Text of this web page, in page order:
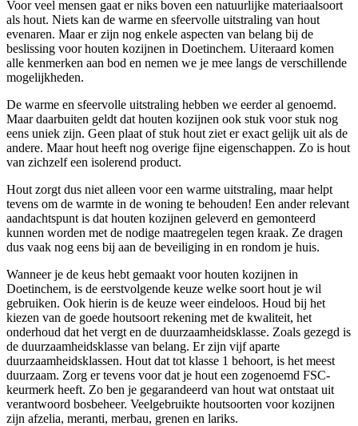
Voor veel mensen gaat er niks boven een natuurlijke materiaalsoort
als hout. Niets kan de warme en sfeervolle uitstraling van hout
evenaren. Maar er zijn nog enkele aspecten van belang bij de
beslissing voor houten kozijnen in Doetinchem. Uiteraard komen
alle kenmerken aan bod en nemen we je mee langs de verschillende
mogelijkheden.
De warme en sfeervolle uitstraling hebben we eerder al genoemd.
Maar daarbuiten geldt dat houten kozijnen ook stuk voor stuk nog
eens uniek zijn. Geen plaat of stuk hout ziet er exact gelijk uit als de
andere. Maar hout heeft nog overige fijne eigenschappen. Zo is hout
van zichzelf een isolerend product.
Hout zorgt dus niet alleen voor een warme uitstraling, maar helpt
tevens om de warmte in de woning te behouden! Een ander relevant
aandachtspunt is dat houten kozijnen geleverd en gemonteerd
kunnen worden met de nodige maatregelen tegen kraak. Ze dragen
dus vaak nog eens bij aan de beveiliging in en rondom je huis.
Wanneer je de keus hebt gemaakt voor houten kozijnen in
Doetinchem, is de eerstvolgende keuze welke soort hout je wil
gebruiken. Ook hierin is de keuze weer eindeloos. Houd bij het
kiezen van de goede houtsoort rekening met de kwaliteit, het
onderhoud dat het vergt en de duurzaamheidsklasse. Zoals gezegd is
de duurzaamheidsklasse van belang. Er zijn vijf aparte
duurzaamheidsklassen. Hout dat tot klasse 1 behoort, is het meest
duurzaam. Zorg er tevens voor dat je hout een zogenoemd FSC-
keurmerk heeft. Zo ben je gegarandeerd van hout wat ontstaat uit
verantwoord bosbeheer. Veelgebruikte houtsoorten voor kozijnen
zijn afzelia, meranti, merbau, grenen en lariks.